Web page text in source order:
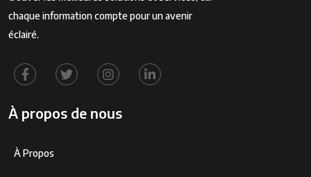
chaque information compte pour un avenir
éclairé.
À propos de nous
À Propos